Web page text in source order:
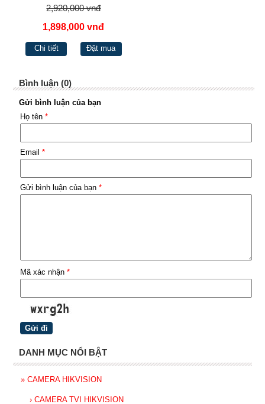
2,920,000 vnđ
1,898,000 vnđ
Chi tiết Đặt mua
Bình luận (0)
Gửi bình luận của bạn
Họ tên *
Email *
Gửi bình luận của bạn *
Mã xác nhận *
DANH MỤC NỔI BẬT
» CAMERA HIKVISION
› CAMERA TVI HIKVISION